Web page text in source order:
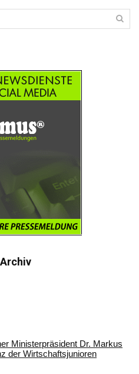
Ministerpräsident Dr. Markus
der Wirtschaftsjunioren